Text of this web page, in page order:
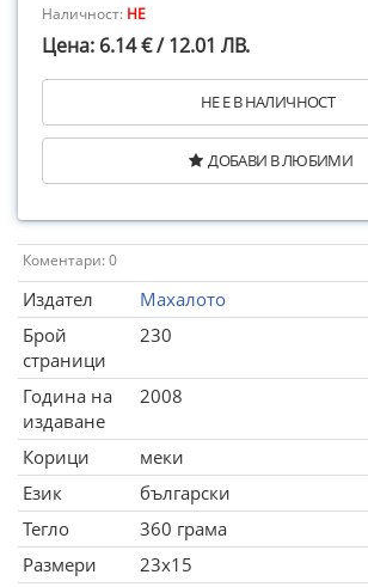
Наличност: НЕ
Цена: 6.14 € / 12.01 ЛВ.
НЕ Е В НАЛИЧНОСТ
ДОБАВИ В ЛЮБИМИ
Коментари: 0
Издател
Махалото
Брой
страници
230
Година на
издаване
2008
Корици
меки
Език
български
Тегло
360 грама
Размери
23x15